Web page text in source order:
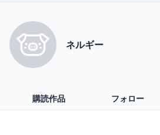
ネルギー
購読作品 フォロー